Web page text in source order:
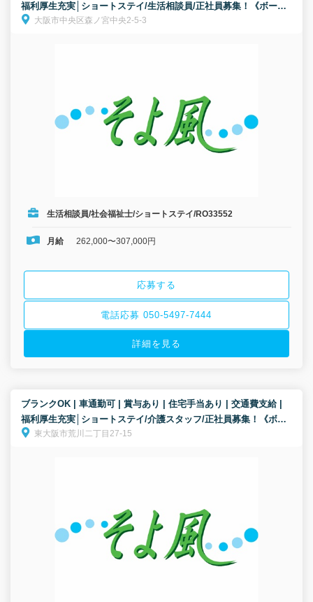
福利厚生充実│ショートステイ/生活相談員/正社員募集！《ボーナ
ス以外の特別報酬、約53万円の支給実績！》
大阪市中央区森ノ宮中央2-5-3
生活相談員/社会福祉士/ショートステイ/RO33552
月給 262,000〜307,000円
応募する
電話応募 050-5497-7444
詳細を見る
ブランクOK | 車通勤可 | 賞与あり | 住宅手当あり | 交通費支給 |
福利厚生充実│ショートステイ/介護スタッフ/正社員募集！《ボー
ナス以外の特別報酬、約34万円の支給実績！》
東大阪市荒川二丁目27-15